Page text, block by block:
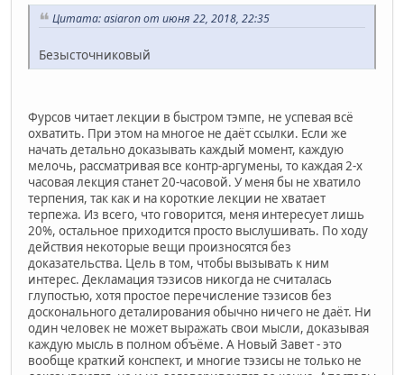
Цитата: asiaron от июня 22, 2018, 22:35
Безысточниковый
Фурсов читает лекции в быстром тэмпе, не успевая всё
охватить. При этом на многое не даёт ссылки. Если же
начать детально доказывать каждый момент, каждую
мелочь, рассматривая все контр-аргумены, то каждая 2-х
часовая лекция станет 20-часовой. У меня бы не хватило
терпения, так как и на короткие лекции не хватает
терпежа. Из всего, что говорится, меня интересует лишь
20%, остальное приходится просто выслушивать. По ходу
действия некоторые вещи произносятся без
доказательства. Цель в том, чтобы вызывать к ним
интерес. Декламация тэзисов никогда не считалась
глупостью, хотя простое перечисление тэзисов без
досконального деталирования обычно ничего не даёт. Ни
один человек не может выражать свои мысли, доказывая
каждую мысль в полном объёме. А Новый Завет - это
вообще краткий конспект, и многие тэзисы не только не